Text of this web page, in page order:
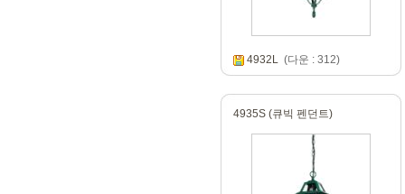
4932L(다운 : 312)
4935S (큐빅 펜던트)